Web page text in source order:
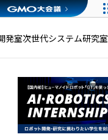
発室次世代システム研究室